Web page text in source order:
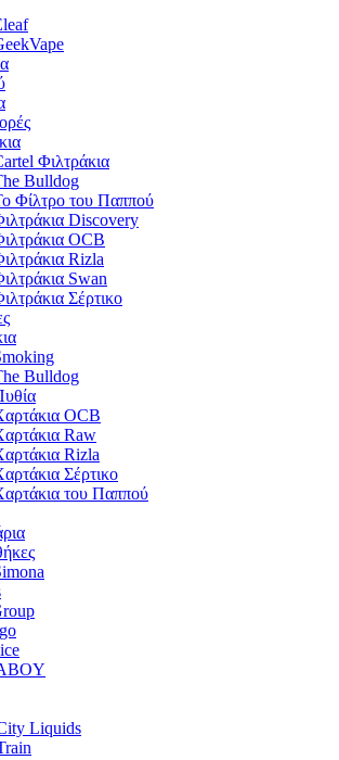
Φιλτράκια
Bulldog
Φίλτρο του Παππού
Discovery
OCB
Rizla
Swan
Σέρτικο
Bulldog
OCB
Raw
Rizla
Σέρτικο
του Παππού
Liquids